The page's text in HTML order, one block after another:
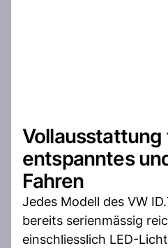
Vollausstattung
entspanntes
Fahren
Jedes Modell des VW
bereits serienmässig
einschliesslich LED-